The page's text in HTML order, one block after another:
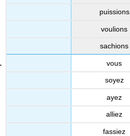
puissions
voulions
sachions
vous
soyez
ayez
alliez
fassiez